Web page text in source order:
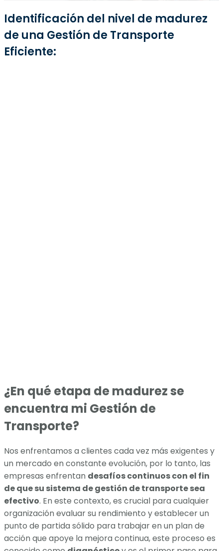
Identificación del nivel de madurez
de una Gestión de Transporte
Eficiente:
¿En qué etapa de madurez se
encuentra mi Gestión de
Transporte?
Nos enfrentamos a clientes cada vez más exigentes y
un mercado en constante evolución, por lo tanto, las
empresas enfrentan desafíos continuos con el fin
de que su sistema de gestión de transporte sea
efectivo. En este contexto, es crucial para cualquier
organización evaluar su rendimiento y establecer un
punto de partida sólido para trabajar en un plan de
acción que apoye la mejora continua, este proceso es